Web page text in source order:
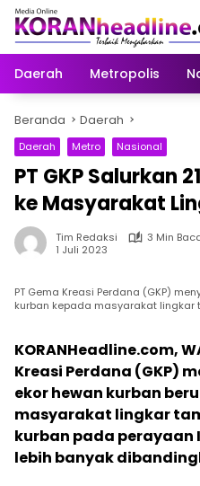
Langsung
konten
Daerah
Metropolis
Beranda Daerah
Daerah Metro Nasional
PT GKP Salurkan
ke Masyarakat
Tim Redaksi
3 Min
1 Juli 2023
PT Gema Kreasi Perdana (GKP)
kurban kepada masyarakat lingkar
KORANHeadline.com,
Kreasi Perdana (GKP)
ekor hewan kurban
masyarakat lingkar
kurban pada perayaan
lebih banyak